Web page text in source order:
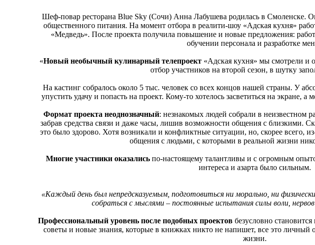
Шеф-повар ресторана Blue Sky (Сочи) Анна Лабушева родилась в Смоленске.
общественного питания. На момент отбора в реалити-шоу «Адская кухня»
«Медведь». После проекта получила повышение и новые предложения:
обучении персонала и разработке
«Новый необычный кулинарный телепроект «Адская кухня» мы смотрели и
отбор участников на второй сезон, в шутку
На кастинг собралось около 5 тыс. человек со всех концов нашей страны. У
упустить удачу и попасть на проект. Кому-то хотелось засветиться на экране,
Формат проекта неоднозначный: незнакомых людей собрали в неизвестном
забрав средства связи и даже часы, лишив возможности общения с близкими.
это было здорово. Хотя возникали и конфликтные ситуации, но, скорее всего,
общения с людьми, с которыми в реальной жизни
Многие участники оказались по-настоящему талантливы и с огромным
интереса и азарта было сильным.
«Каждый день был непредсказуемым, подготовиться ни морально, ни
собраться с мыслями – постоянные испытания силы воли,
Профессиональный уровень после подобных проектов безусловно
советы и новые знания, которые в книжках никто не напишет, все это личный
жизни.